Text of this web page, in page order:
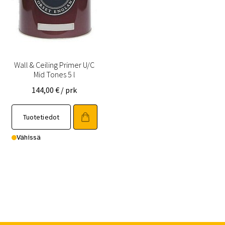
Wall & Ceiling Primer U/C
Mid Tones 5 l
144,00€ / prk
Tuotetiedot
Vähissä